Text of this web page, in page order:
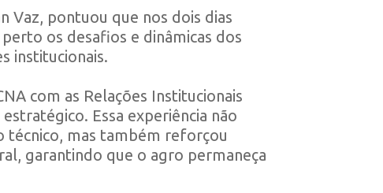
Vaz, pontuou que nos dois dias
os desafios e dinâmicas dos
institucionais.
com as Relações Institucionais
Essa experiência não
técnico, mas também reforçou
garantindo que o agro permaneça